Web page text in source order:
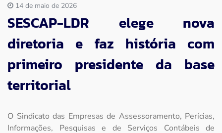
14 de maio de 2026
SESCAP-LDR elege nova
diretoria e faz história com
primeiro presidente da base
territorial
O Sindicato das Empresas de Assessoramento, Perícias,
Informações, Pesquisas e de Serviços Contábeis de